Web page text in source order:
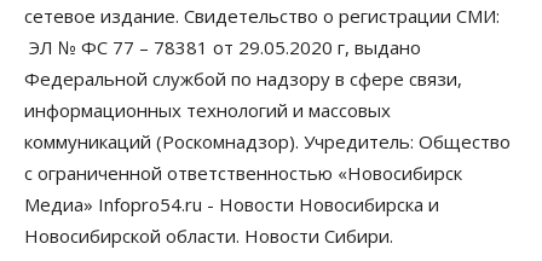
10 Августа 2026, 13:00
Духовная и медицинская помощь: корабль-
церковь посетит 50 поселений Новосибирской
области
10 Августа 2026, 12:15
Общество
В Новосибирской области число дел о
банкротстве с начала года выросло на 7,2 %
сетевое издание. Свидетельство о регистрации СМИ:
ЭЛ № ФС 77 – 78381 от 29.05.2020 г, выдано
Федеральной службой по надзору в сфере связи,
информационных технологий и массовых
коммуникаций (Роскомнадзор). Учредитель: Общество
с ограниченной ответственностью «Новосибирск
Медиа» Infopro54.ru - Новости Новосибирска и
Новосибирской области. Новости Сибири.